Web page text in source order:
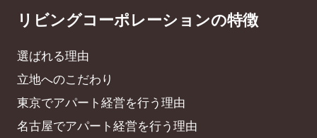
リビングコーポレーションの特徴
選ばれる理由
立地へのこだわり
東京でアパート経営を行う理由
名古屋でアパート経営を行う理由